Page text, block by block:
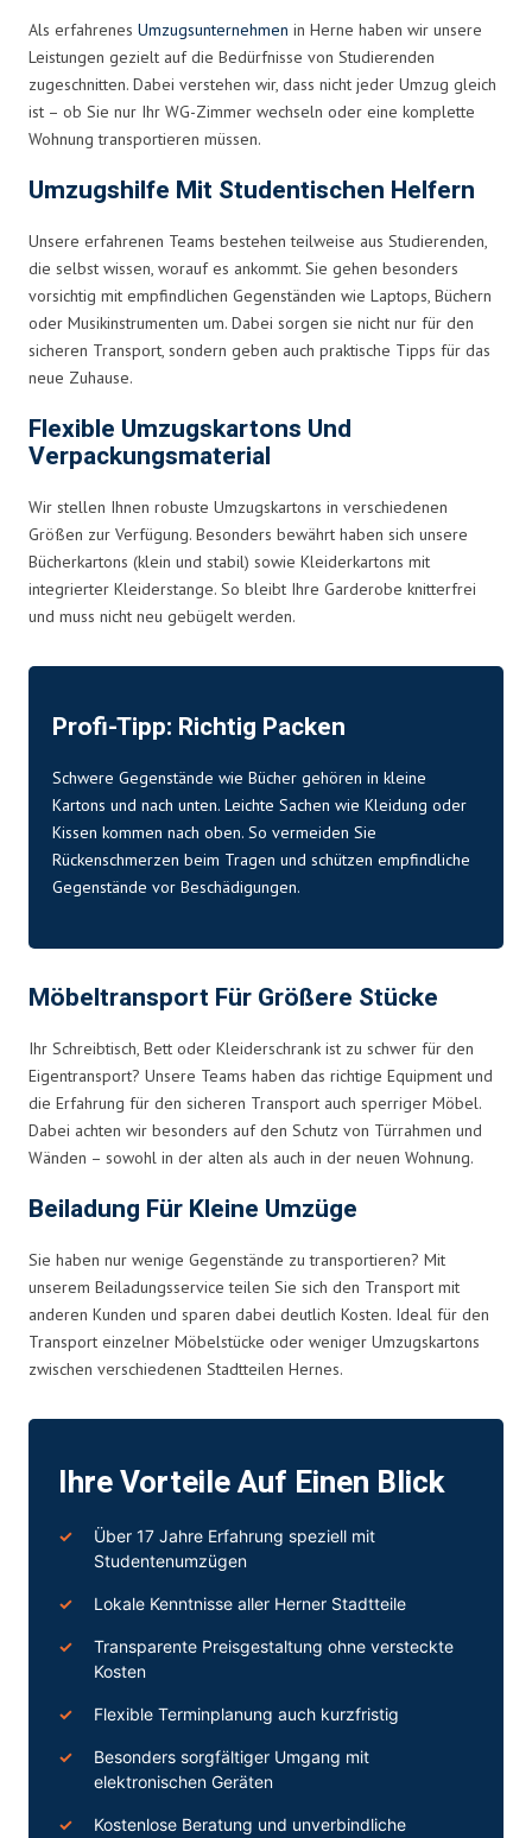
Als erfahrenes Umzugsunternehmen in Herne haben wir unsere
Leistungen gezielt auf die Bedürfnisse von Studierenden
zugeschnitten. Dabei verstehen wir, dass nicht jeder Umzug gleich
ist – ob Sie nur Ihr WG-Zimmer wechseln oder eine komplette
Wohnung transportieren müssen.
Umzugshilfe Mit Studentischen Helfern
Unsere erfahrenen Teams bestehen teilweise aus Studierenden,
die selbst wissen, worauf es ankommt. Sie gehen besonders
vorsichtig mit empfindlichen Gegenständen wie Laptops, Büchern
oder Musikinstrumenten um. Dabei sorgen sie nicht nur für den
sicheren Transport, sondern geben auch praktische Tipps für das
neue Zuhause.
Flexible Umzugskartons Und
Verpackungsmaterial
Wir stellen Ihnen robuste Umzugskartons in verschiedenen
Größen zur Verfügung. Besonders bewährt haben sich unsere
Bücherkartons (klein und stabil) sowie Kleiderkartons mit
integrierter Kleiderstange. So bleibt Ihre Garderobe knitterfrei
und muss nicht neu gebügelt werden.
Profi-Tipp: Richtig Packen
Schwere Gegenstände wie Bücher gehören in kleine
Kartons und nach unten. Leichte Sachen wie Kleidung oder
Kissen kommen nach oben. So vermeiden Sie
Rückenschmerzen beim Tragen und schützen empfindliche
Gegenstände vor Beschädigungen.
Möbeltransport Für Größere Stücke
Ihr Schreibtisch, Bett oder Kleiderschrank ist zu schwer für den
Eigentransport? Unsere Teams haben das richtige Equipment und
die Erfahrung für den sicheren Transport auch sperriger Möbel.
Dabei achten wir besonders auf den Schutz von Türrahmen und
Wänden – sowohl in der alten als auch in der neuen Wohnung.
Beiladung Für Kleine Umzüge
Sie haben nur wenige Gegenstände zu transportieren? Mit
unserem Beiladungsservice teilen Sie sich den Transport mit
anderen Kunden und sparen dabei deutlich Kosten. Ideal für den
Transport einzelner Möbelstücke oder weniger Umzugskartons
zwischen verschiedenen Stadtteilen Hernes.
Ihre Vorteile Auf Einen Blick
Über 17 Jahre Erfahrung speziell mit
Studentenumzügen
Lokale Kenntnisse aller Herner Stadtteile
Transparente Preisgestaltung ohne versteckte
Kosten
Flexible Terminplanung auch kurzfristig
Besonders sorgfältiger Umgang mit
elektronischen Geräten
Kostenlose Beratung und unverbindliche